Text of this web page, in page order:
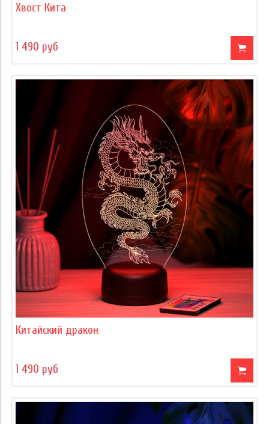
Хвост Кита
1 490 руб
Китайский дракон
1 490 руб